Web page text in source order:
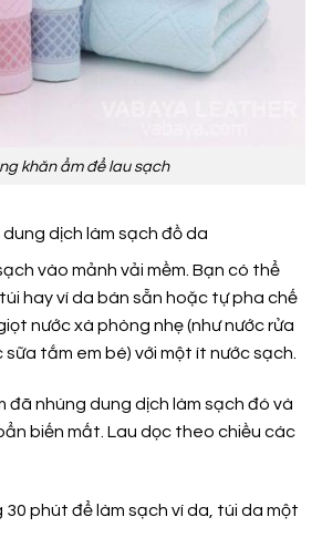
khăn ẩm để lau sạch
dung dịch làm sạch đồ da
vào mảnh vải mềm. Bạn có thể
hay ví da bán sẵn hoặc tự pha chế
nước xà phòng nhẹ (như nước rửa
tắm em bé) với một ít nước sạch.
đã nhúng dung dịch làm sạch đó và
biến mất. Lau dọc theo chiều các
phút để làm sạch ví da, túi da một